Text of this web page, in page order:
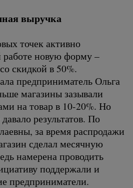
выручка
точек активно
работе новую форму –
скидкой в 50%.
предприниматель Ольга
магазины зазывали
на товар в 10-20%. Но
результатов. По
за время распродажи
сделал месячную
намерена проводить
поддержали и
предприниматели.